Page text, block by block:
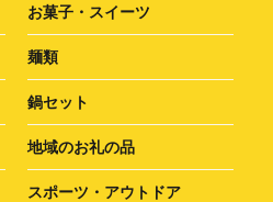
お菓子・スイーツ
麺類
鍋セット
地域のお礼の品
スポーツ・アウトドア